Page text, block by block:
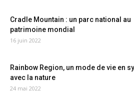
Cradle Mountain : un parc national au
patrimoine mondial
16 juin 2022
Rainbow Region, un mode de vie en
avec la nature
24 mai 2022